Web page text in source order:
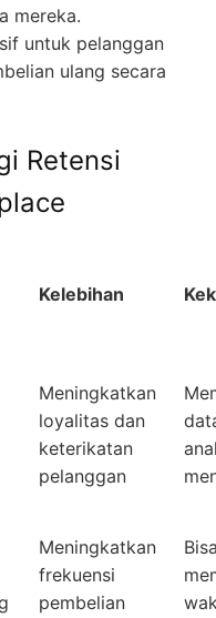
mereka.
untuk pelanggan
ulang secara
Retensi
Kelebihan
Meningkatkan
loyalitas dan
keterikatan
pelanggan
Meningkatkan
frekuensi
pembelian